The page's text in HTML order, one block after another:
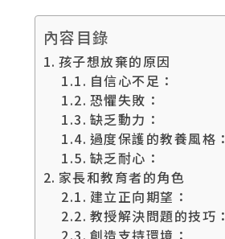
內容目錄
孩子想放棄的原因
自信心不足：
恐懼失敗：
缺乏動力：
過度保護的教養風格：
缺乏耐心：
家長和教育者的角色
建立正向期望：
教授解決問題的技巧：
創造支持環境：